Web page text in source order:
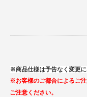
※商品仕様は予告なく変更に
※お客様のご都合によるご
ご注意ください。